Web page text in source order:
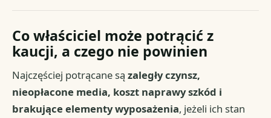
Co właściciel może potrącić z
kaucji, a czego nie powinien
Najczęściej potrącane sązaległy czynsz,
nieopłacone media, koszt naprawy szkód i
brakujące elementy wyposażenia, jeżeli ich stan